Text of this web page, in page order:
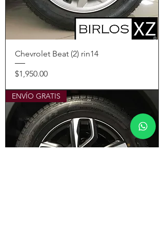
Chevrolet Beat (2) rin14
Precio
$1,950.00
ENVÍO GRATIS